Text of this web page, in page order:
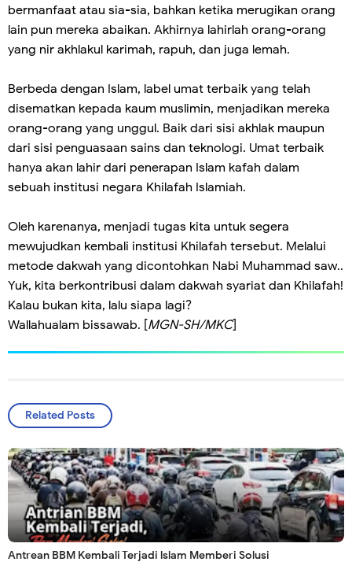
bermanfaat atau sia-sia, bahkan ketika merugikan orang
lain pun mereka abaikan. Akhirnya lahirlah orang-orang
yang nir akhlakul karimah, rapuh, dan juga lemah.
Berbeda dengan Islam, label umat terbaik yang telah
disematkan kepada kaum muslimin, menjadikan mereka
orang-orang yang unggul. Baik dari sisi akhlak maupun
dari sisi penguasaan sains dan teknologi. Umat terbaik
hanya akan lahir dari penerapan Islam kafah dalam
sebuah institusi negara Khilafah Islamiah.
Oleh karenanya, menjadi tugas kita untuk segera
mewujudkan kembali institusi Khilafah tersebut. Melalui
metode dakwah yang dicontohkan Nabi Muhammad saw..
Yuk, kita berkontribusi dalam dakwah syariat dan Khilafah!
Kalau bukan kita, lalu siapa lagi?
Wallahualam bissawab. [MGN-SH/MKC]
Related Posts
Antrean BBM Kembali Terjadi lslam Memberi Solusi